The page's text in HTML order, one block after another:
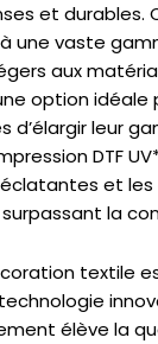
et durables.
une vaste
aux
option idéale
d’élargir leur
DTF
et les
la
textile
élève la